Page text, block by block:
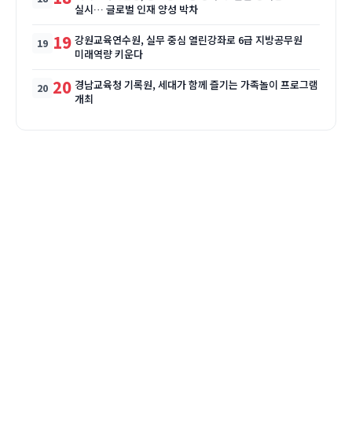
실시… 글로벌 인재 양성 박차
19 강원교육연수원, 실무 중심 열린강좌로 6급 지방공무원
미래역량 키운다
20 경남교육청 기록원, 세대가 함께 즐기는 가족놀이 프로그램
개최